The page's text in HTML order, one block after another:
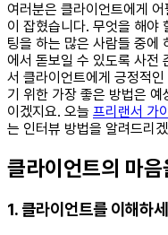
여러분은 클라이언트에게
이 잡혔습니다. 무엇을 해야
팅을 하는 많은 사람들 중에
에서 돋보일 수 있도록 사전
서 클라이언트에게 긍정적
기 위한 가장 좋은 방법은
이겠지요. 오늘 프리랜서 가
는 인터뷰 방법을 알려드리
클라이언트의 마
1. 클라이언트를 이해하